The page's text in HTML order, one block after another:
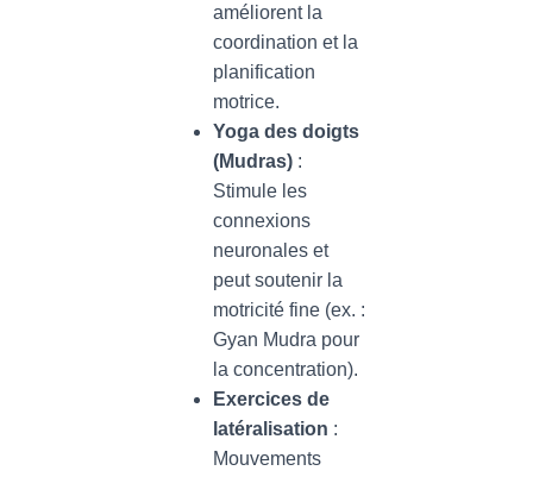
améliorent la
coordination et la
planification
motrice.
Yoga des doigts
(Mudras) :
Stimule les
connexions
neuronales et
peut soutenir la
motricité fine (ex. :
Gyan Mudra pour
la concentration).
Exercices de
latéralisation :
Mouvements